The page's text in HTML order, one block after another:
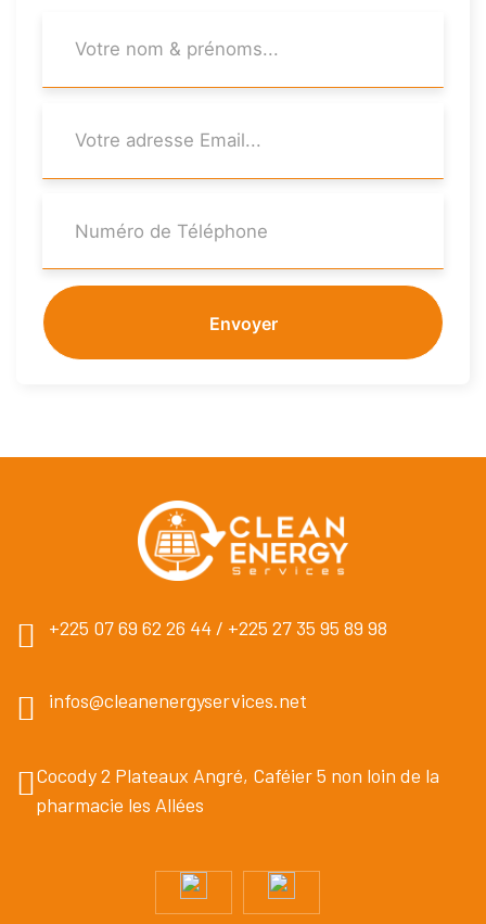
Envoyer
+225 07 69 62 26 44 / +225 27 35 95 89 98
infos@cleanenergyservices.net
Cocody 2 Plateaux Angré, Caféier 5 non loin de la
pharmacie les Allées